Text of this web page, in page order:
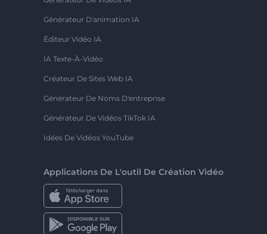
Générateur D'animation IA
Éditeur Vidéo IA
IA Texte-À-Vidéo
Créateur De Sites Web IA
Générateur De Noms D'entreprise
Générateur De Vidéos TikTok IA
Idées De Vidéos YouTube
Applications De L'outil De Création Vidéo